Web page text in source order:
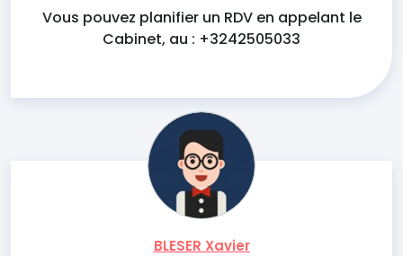
Vous pouvez planifier un RDV en appelant le
Cabinet, au : +3242505033
BLESER Xavier